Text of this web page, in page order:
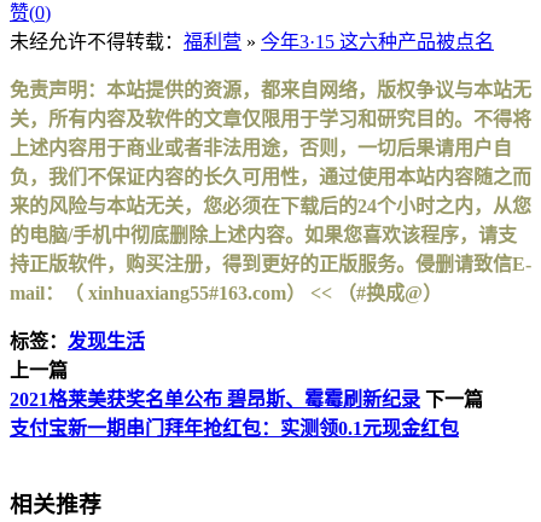
赞(0)
未经允许不得转载： 福利营 » 今年3·15 这六种产品被点名
免责声明：本站提供的资源，都来自网络，版权争议与本站无
关，所有内容及软件的文章仅限用于学习和研究目的。不得将
上述内容用于商业或者非法用途，否则，一切后果请用户自
负，我们不保证内容的长久可用性，通过使用本站内容随之而
来的风险与本站无关，您必须在下载后的24个小时之内，从您
的电脑/手机中彻底删除上述内容。如果您喜欢该程序，请支
持正版软件，购买注册，得到更好的正版服务。侵删请致信E-
mail：（ xinhuaxiang55#163.com） << （#换成@）
标签： 发现生活
上一篇
2021格莱美获奖名单公布 碧昂斯、霉霉刷新纪录 下一篇
支付宝新一期串门拜年抢红包：实测领0.1元现金红包
相关推荐